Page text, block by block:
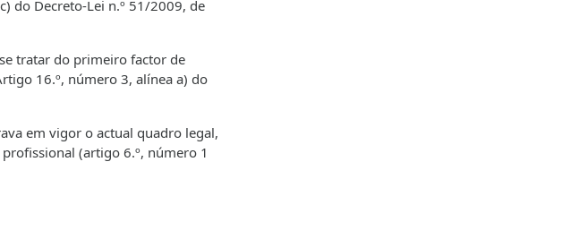
do Decreto-Lei n.º 51/2009, de
tratar do primeiro factor de
16.º, número 3, alínea a) do
em vigor o actual quadro legal,
(artigo 6.º, número 1